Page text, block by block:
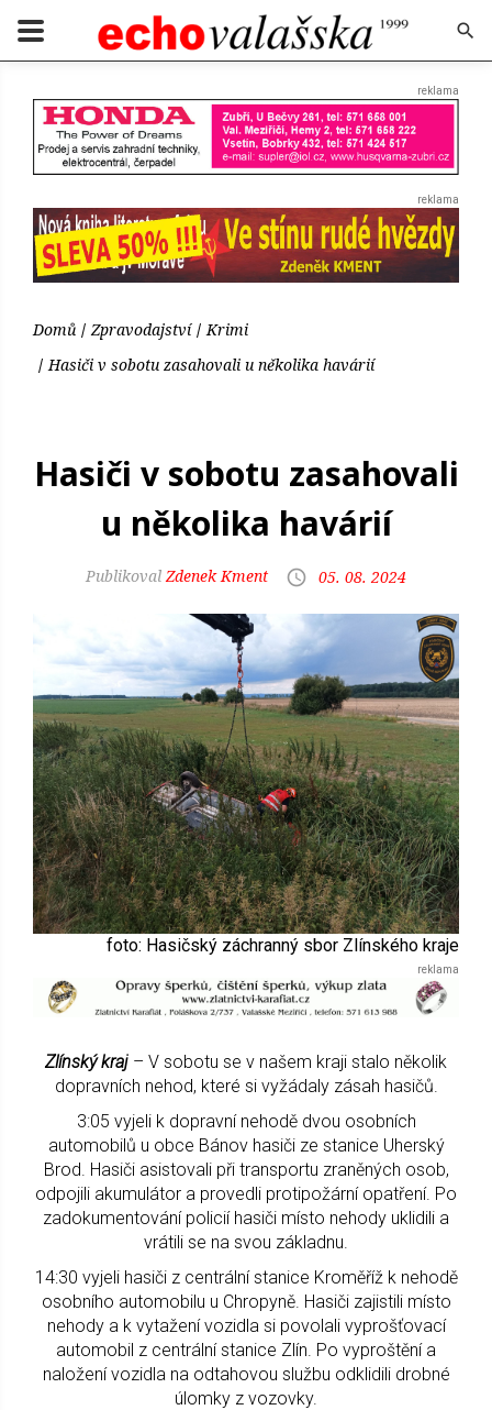
Domů Zpravodajství
Krimi
Hasiči v sobotu zasahovali u několika havárií
Hasiči v sobotu zasahovali
u několika havárií
Zdenek Kment 05. 08. 2024
foto: Hasičský záchranný sbor Zlínského kraje
Zlínský kraj – V sobotu se v našem kraji stalo několik
dopravních nehod, které si vyžádaly zásah hasičů.
3:05 vyjeli k dopravní nehodě dvou osobních
automobilů u obce Bánov hasiči ze stanice Uherský
Brod. Hasiči asistovali při transportu zraněných osob,
odpojili akumulátor a provedli protipožární opatření. Po
zadokumentování policií hasiči místo nehody uklidili a
vrátili se na svou základnu.
14:30 vyjeli hasiči z centrální stanice Kroměříž k nehodě
osobního automobilu u Chropyně. Hasiči zajistili místo
nehody a k vytažení vozidla si povolali vyprošťovací
automobil z centrální stanice Zlín. Po vyproštění a
naložení vozidla na odtahovou službu odklidili drobné
úlomky z vozovky.